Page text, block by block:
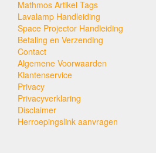
Mathmos Artikel Tags
Lavalamp Handleiding
Space Projector Handleiding
Betaling en Verzending
Contact
Algemene Voorwaarden
Klantenservice
Privacy
Privacyverklaring
Disclaimer
Herroepingslink aanvragen